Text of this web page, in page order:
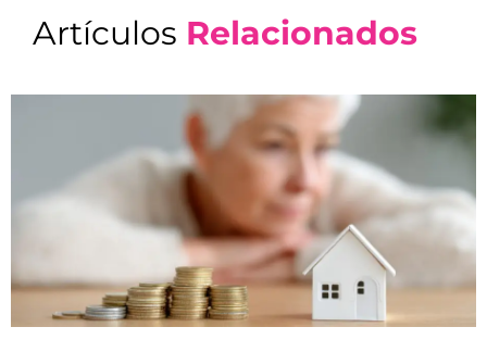
Artículos Relacionados